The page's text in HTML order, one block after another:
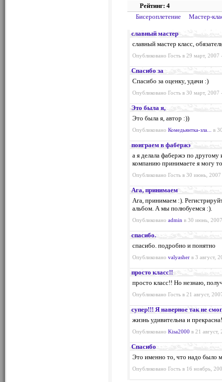
Рейтинг: 4
Бисероплетение
Мастер-
славный мастер
славный мастер класс,
Опубликовано Гость в 29 март,
Спасибо за
Спасибо за оценку, удачи :)
Опубликовано Гость в 30 март,
Это была я,
Это была я, автор :))
Опубликовано Комедьянтка-зла... в
поиграем в фабержэ
а я делала фабержэ по
компанию принимаете я могу
Опубликовано Гость в 30 июнь,
Ага, принимаем
Ага, принимаем :).
альбом. А мы полюбуемся :).
Опубликовано admin в 30 июнь,
спасибо.
спасибо. подробно и понятно
Опубликовано valyasher в 3 август,
просто класс!!
просто класс!! Но незнаю,
Опубликовано Гость в 21 август,
супер!!! Я наверное так не
жизнь удивительна и
Опубликовано Kisa2000 в 21
Спасибо
Это именно то, что надо было
Опубликовано Гость в 16 ноябрь,